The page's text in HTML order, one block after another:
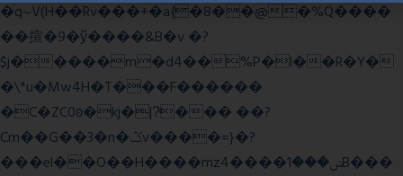
�q~V(H��Rv���+�a{�8��@�%Q����
��揎�9�ў����&B�v �?
$j�����m�d4��%P�l��R�Y�
�\*u�Mw4H�T���F������
�C�ZC0ʚ�kj�|?ͮ��� ��?
Cm��G��3�n�ݣv����=}�?
���el��O��H����mzݾ���1����4B���